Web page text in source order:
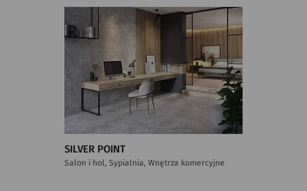
SILVER POINT
Salon i hol, Sypialnia, Wnętrza komercyjne